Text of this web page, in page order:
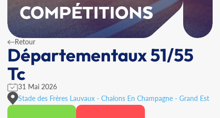
COMPÉTITIONS
Retour
Départementaux 51/55
Tc
31 Mai 2026
Stade des Frères Lauvaux - Chalons En Champagne - Grand Est